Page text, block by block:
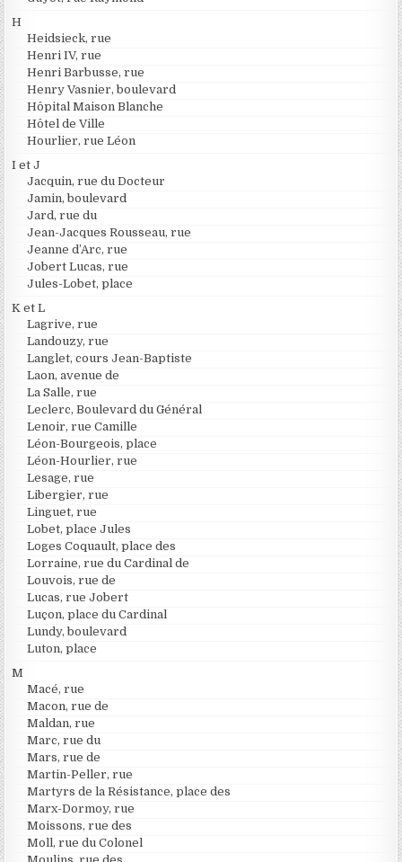
H
Heidsieck, rue
Henri IV, rue
Henri Barbusse, rue
Henry Vasnier, boulevard
Hôpital Maison Blanche
Hôtel de Ville
Hourlier, rue Léon
I et J
Jacquin, rue du Docteur
Jamin, boulevard
Jard, rue du
Jean-Jacques Rousseau, rue
Jeanne d’Arc, rue
Jobert Lucas, rue
Jules-Lobet, place
K et L
Lagrive, rue
Landouzy, rue
Langlet, cours Jean-Baptiste
Laon, avenue de
La Salle, rue
Leclerc, Boulevard du Général
Lenoir, rue Camille
Léon-Bourgeois, place
Léon-Hourlier, rue
Lesage, rue
Libergier, rue
Linguet, rue
Lobet, place Jules
Loges Coquault, place des
Lorraine, rue du Cardinal de
Louvois, rue de
Lucas, rue Jobert
Luçon, place du Cardinal
Lundy, boulevard
Luton, place
M
Macé, rue
Macon, rue de
Maldan, rue
Marc, rue du
Mars, rue de
Martin-Peller, rue
Martyrs de la Résistance, place des
Marx-Dormoy, rue
Moissons, rue des
Moll, rue du Colonel